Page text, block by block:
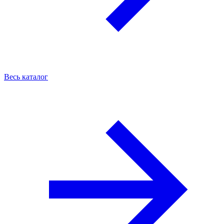
Весь каталог